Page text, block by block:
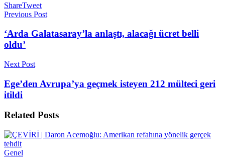
ShareTweet
Previous Post
‘Arda Galatasaray’la anlaştı, alacağı ücret belli
oldu’
Next Post
Ege’den Avrupa’ya geçmek isteyen 212 mülteci geri
itildi
Related Posts
Genel